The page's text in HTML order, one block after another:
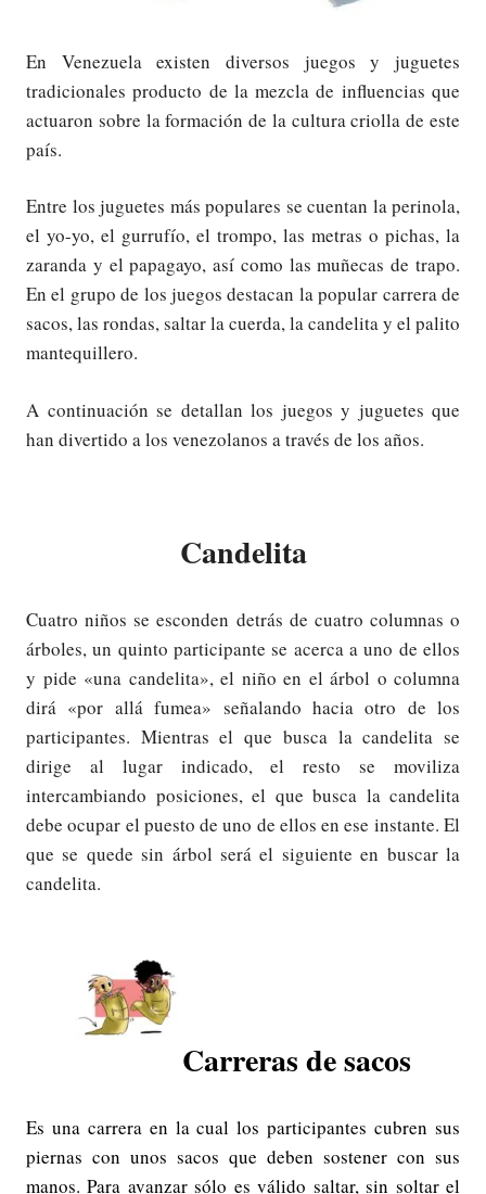
En Venezuela existen diversos juegos y juguetes
tradicionales producto de la mezcla de influencias que
actuaron sobre la formación de la cultura criolla de este
país.
Entre los juguetes más populares se cuentan la perinola,
el yo-yo, el gurrufío, el trompo, las metras o pichas, la
zaranda y el papagayo, así como las muñecas de trapo.
En el grupo de los juegos destacan la popular carrera de
sacos, las rondas, saltar la cuerda, la candelita y el palito
mantequillero.
A continuación se detallan los juegos y juguetes que
han divertido a los venezolanos a través de los años.
Candelita
Cuatro niños se esconden detrás de cuatro columnas o
árboles, un quinto participante se acerca a uno de ellos
y pide «una candelita», el niño en el árbol o columna
dirá «por allá fumea» señalando hacia otro de los
participantes. Mientras el que busca la candelita se
dirige al lugar indicado, el resto se moviliza
intercambiando posiciones, el que busca la candelita
debe ocupar el puesto de uno de ellos en ese instante. El
que se quede sin árbol será el siguiente en buscar la
candelita.
Carreras de sacos
Es una carrera en la cual los participantes cubren sus
piernas con unos sacos que deben sostener con sus
manos. Para avanzar sólo es válido saltar, sin soltar el